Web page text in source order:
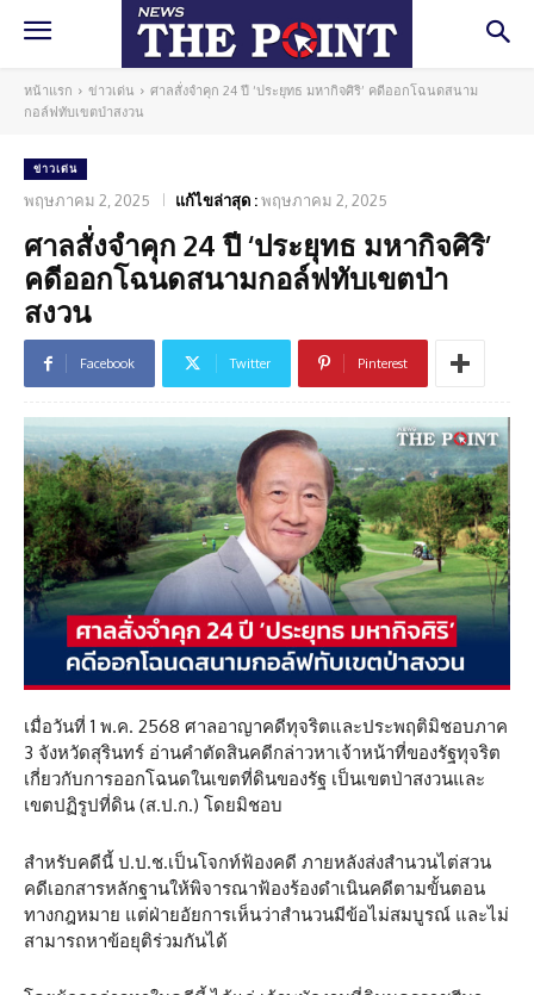
หน้าแรก ข่าวเด่น
ศาลสั่งจำคุก 24 ปี ‘ประยุทธ มหากิจศิริ’ คดีออกโฉนดสนาม
กอล์ฟทับเขตป่าสงวน
ข่าวเด่น
พฤษภาคม 2, 2025 แก้ไขล่าสุด :พฤษภาคม 2, 2025
ศาลสั่งจำคุก 24 ปี ‘ประยุทธ มหากิจศิริ’
คดีออกโฉนดสนามกอล์ฟทับเขตป่า
สงวน
Facebook Twitter Pinterest
เมื่อวันที่ 1 พ.ค. 2568 ศาลอาญาคดีทุจริตและประพฤติมิชอบภาค
3 จังหวัดสุรินทร์ อ่านคำตัดสินคดีกล่าวหาเจ้าหน้าที่ของรัฐทุจริต
เกี่ยวกับการออกโฉนดในเขตที่ดินของรัฐ เป็นเขตป่าสงวนและ
เขตปฏิรูปที่ดิน (ส.ป.ก.) โดยมิชอบ
สำหรับคดีนี้ ป.ป.ช.เป็นโจกท์ฟ้องคดี ภายหลังส่งสำนวนไต่สวน
คดีเอกสารหลักฐานให้พิจารณาฟ้องร้องดำเนินคดีตามขั้นตอน
ทางกฎหมาย แต่ฝ่ายอัยการเห็นว่าสำนวนมีข้อไม่สมบูรณ์ และไม่
สามารถหาข้อยุติร่วมกันได้